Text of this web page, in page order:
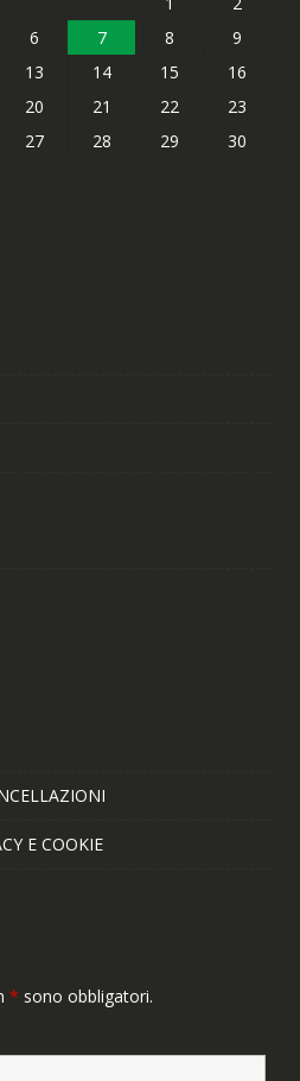
6 7 8
9
13 14 15
16
20 21 22
23
27 28 29
30
E COOKIE
* sono obbligatori.